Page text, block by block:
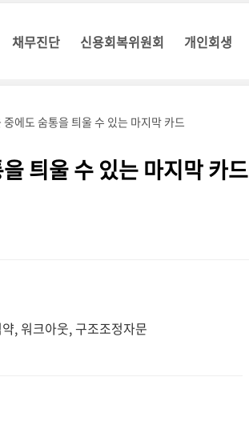
채무진단 신용회복위원회 개인회생
에도 숨통을 틔울 수 있는 마지막 카드
틔울 수 있는 마지막 카드
, 워크아웃, 구조조정자문